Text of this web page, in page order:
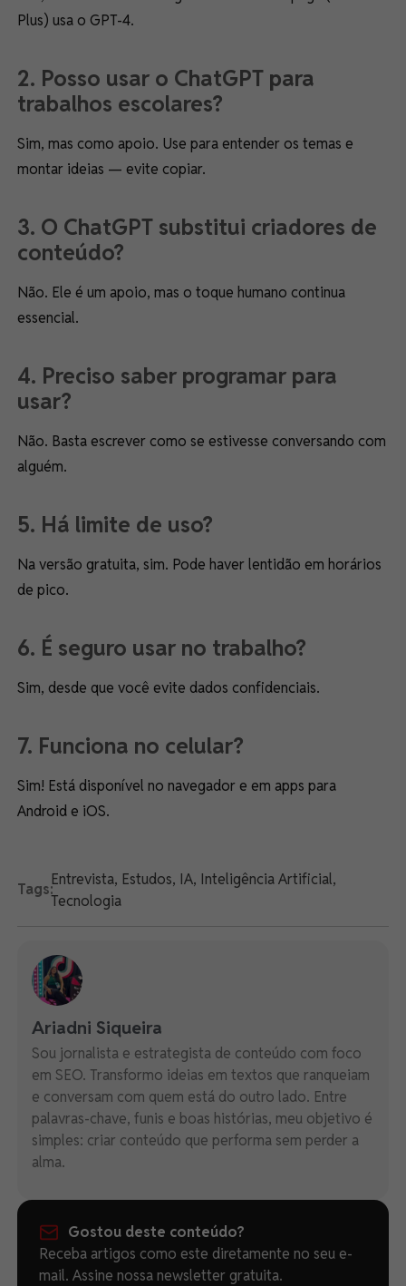
Plus) usa o GPT-4.
2. Posso usar o ChatGPT para
trabalhos escolares?
Sim, mas como apoio. Use para entender os temas e
montar ideias — evite copiar.
3. O ChatGPT substitui criadores de
conteúdo?
Não. Ele é um apoio, mas o toque humano continua
essencial.
4. Preciso saber programar para
usar?
Não. Basta escrever como se estivesse conversando com
alguém.
5. Há limite de uso?
Na versão gratuita, sim. Pode haver lentidão em horários
de pico.
6. É seguro usar no trabalho?
Sim, desde que você evite dados confidenciais.
7. Funciona no celular?
Sim! Está disponível no navegador e em apps para
Android e iOS.
Tags:
Entrevista, Estudos, IA, Inteligência Artificial,
Tecnologia
Ariadni Siqueira
Sou jornalista e estrategista de conteúdo com foco
em SEO. Transformo ideias em textos que ranqueiam
e conversam com quem está do outro lado. Entre
palavras-chave, funis e boas histórias, meu objetivo é
simples: criar conteúdo que performa sem perder a
alma.
Gostou deste conteúdo?
Receba artigos como este diretamente no seu e-
mail. Assine nossa newsletter gratuita.